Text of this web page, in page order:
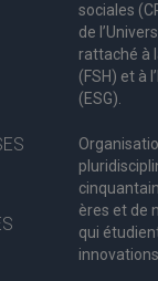
sociales
de
rattaché à
(FSH) et à
(ESG).
c
ères et de
qui